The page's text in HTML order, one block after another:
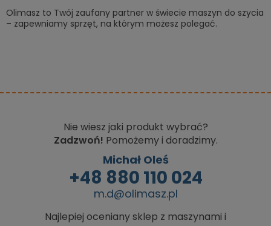
Olimasz to Twój zaufany partner w świecie maszyn do szycia
– zapewniamy sprzęt, na którym możesz polegać.
Nie wiesz jaki produkt wybrać?
Zadzwoń! Pomożemy i doradzimy.
Michał Oleś
+48 880 110 024
m.d@olimasz.pl
Najlepiej oceniany sklep z maszynami i